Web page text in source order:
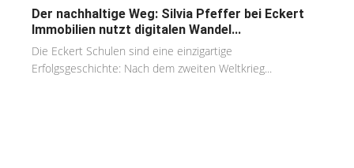
Der nachhaltige Weg: Silvia Pfeffer bei Eckert
Immobilien nutzt digitalen Wandel...
Die Eckert Schulen sind eine einzigartige
Erfolgsgeschichte: Nach dem zweiten Weltkrieg...